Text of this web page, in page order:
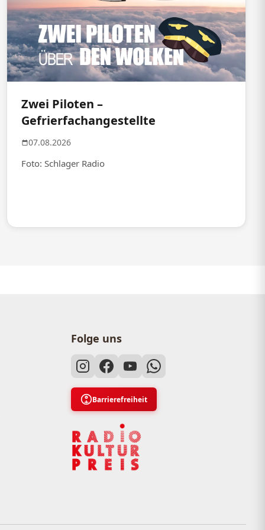
Zwei Piloten –
Gefrierfachangestellte
07.08.2026
Foto: Schlager Radio
Folge uns
Barrierefreiheit